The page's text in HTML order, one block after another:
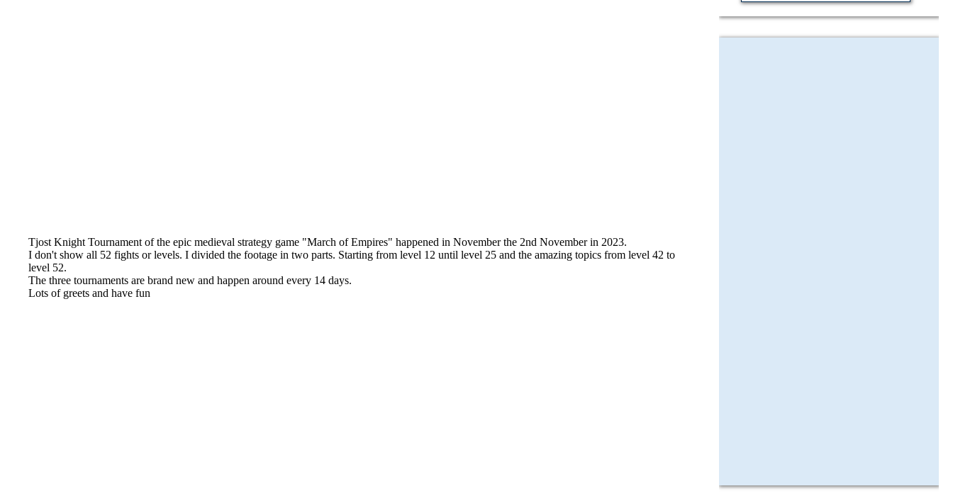
Tjost Knight Tournament of the epic medieval strategy game "March of Empires" happened in November the 2nd November in 2023.
I don't show all 52 fights or levels. I divided the footage in two parts. Starting from level 12 until level 25 and the amazing topics from level 42 to
level 52.
The three tournaments are brand new and happen around every 14 days.
Lots of greets and have fun